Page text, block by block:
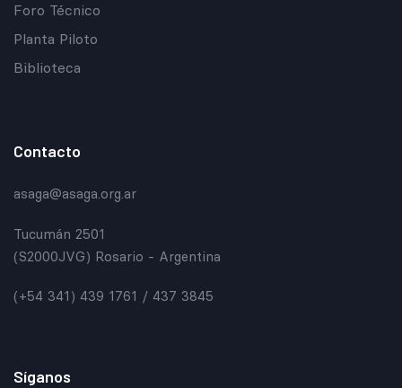
Foro Técnico
Planta Piloto
Biblioteca
Contacto
asaga@asaga.org.ar
Tucumán 2501
(S2000JVG) Rosario - Argentina
(+54 341) 439 1761 / 437 3845
Síganos